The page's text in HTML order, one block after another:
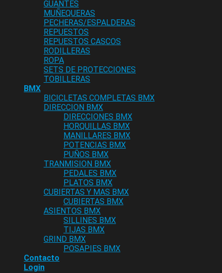
GUANTES
MUÑEQUERAS
PECHERAS/ESPALDERAS
REPUESTOS
REPUESTOS CASCOS
RODILLERAS
ROPA
SETS DE PROTECCIONES
TOBILLERAS
BMX
BICICLETAS COMPLETAS BMX
DIRECCION BMX
DIRECCIONES BMX
HORQUILLAS BMX
MANILLARES BMX
POTENCIAS BMX
PUÑOS BMX
TRANMISION BMX
PEDALES BMX
PLATOS BMX
CUBIERTAS Y MAS BMX
CUBIERTAS BMX
ASIENTOS BMX
SILLINES BMX
TIJAS BMX
GRIND BMX
POSAPIES BMX
Contacto
Login